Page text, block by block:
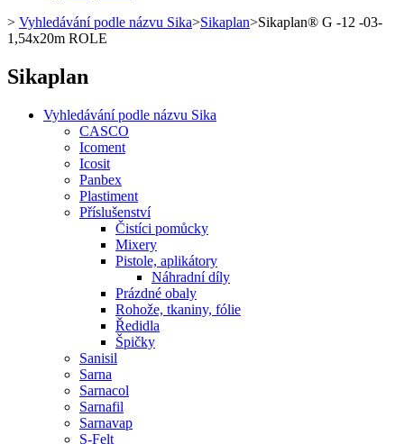
> Vyhledávání podle názvu Sika>Sikaplan>Sikaplan® G -12 -03-
1,54x20m ROLE
Sikaplan
Vyhledávání podle názvu Sika
CASCO
Icoment
Icosit
Panbex
Plastiment
Příslušenství
Čistíci pomůcky
Mixery
Pistole, aplikátory
Náhradní díly
Prázdné obaly
Rohože, tkaniny, fólie
Ředidla
Špičky
Sanisil
Sarna
Sarnacol
Sarnafil
Sarnavap
S-Felt